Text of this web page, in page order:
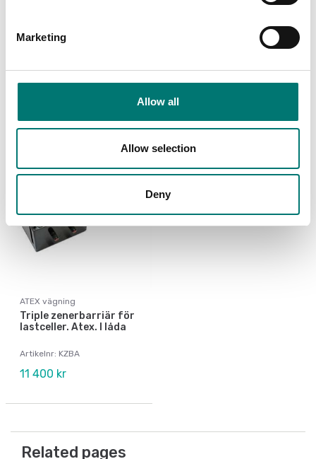
Marketing
Allow all
Allow selection
Deny
Lastcells kabel
Triple zenerbarriär för
5 390 kr
ATEX vägning
Triple zenerbarriär för
lastceller. Atex. I låda
Artikelnr: KZBA
11 400 kr
Related pages